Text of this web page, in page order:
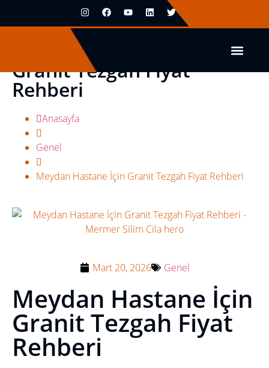
Meydan Hastane İçin
Granit Tezgah Fiyat
Rehberi
Anasayfa
Genel
Meydan Hastane İçin Granit Tezgah Fiyat Rehberi
Mart 20, 2026 Genel
Meydan Hastane İçin
Granit Tezgah Fiyat
Rehberi